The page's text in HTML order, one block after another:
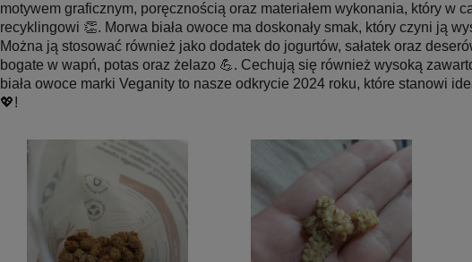
motywem graficznym, poręcznością oraz materiałem wykonania, który w
recyklingowi 👏. Morwa biała owoce ma doskonały smak, który czyni ją
Można ją stosować również jako dodatek do jogurtów, sałatek oraz
bogate w wapń, potas oraz żelazo 💪. Cechują się również wysoką
biała owoce marki Veganity to nasze odkrycie 2024 roku, które stanowi
💖!